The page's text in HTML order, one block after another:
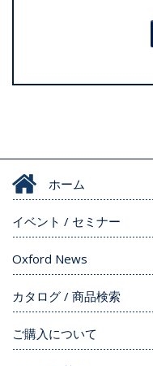
ホーム
イベント / セミナー
Oxford News
カタログ / 商品検索
ご購入について